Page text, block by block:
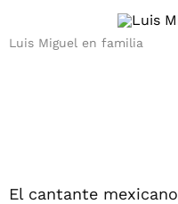
Luis Miguel en familia
El cantante